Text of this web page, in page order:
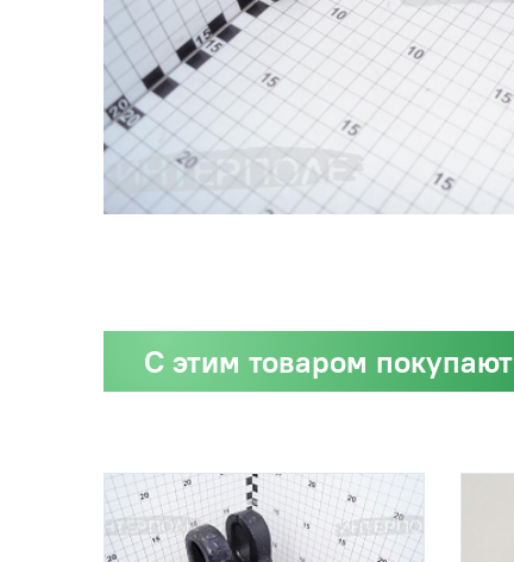
С этим товаром покупают